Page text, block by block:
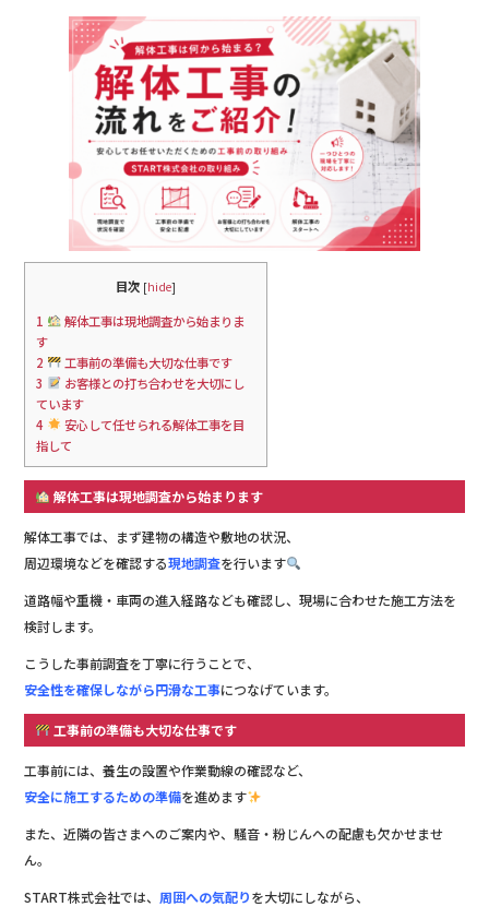
目次 [hide]
1
解体工事は現地調査から始まりま
す
2
工事前の準備も大切な仕事です
3
お客様との打ち合わせを大切にし
ています
4
安心して任せられる解体工事を目
指して
解体工事は現地調査から始まります
解体工事では、まず建物の構造や敷地の状況、
周辺環境などを確認する現地調査を行います
道路幅や重機・車両の進入経路なども確認し、現場に合わせた施工方法を
検討します。
こうした事前調査を丁寧に行うことで、
安全性を確保しながら円滑な工事につなげています。
工事前の準備も大切な仕事です
工事前には、養生の設置や作業動線の確認など、
安全に施工するための準備を進めます
また、近隣の皆さまへのご案内や、騒音・粉じんへの配慮も欠かせませ
ん。
START株式会社では、 周囲への気配りを大切にしながら、